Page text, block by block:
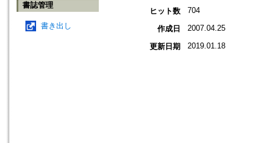
書誌管理
書き出し
ヒット数
704
作成日 2007.04.25
更新日期 2019.01.18